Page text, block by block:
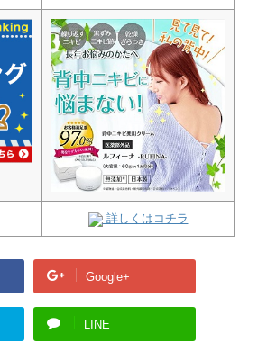
詳しくはコチラ
Google+
LINE